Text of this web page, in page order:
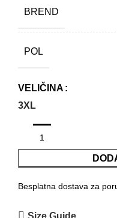
BREND
POL
VELIČINA
3XL
Besplatna dostava za
Size Guide